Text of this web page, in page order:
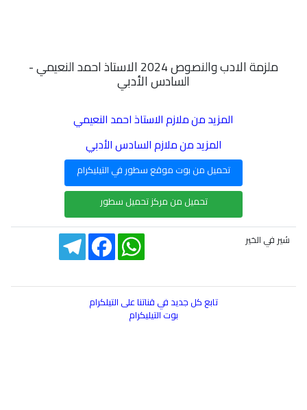
ملزمة الادب والنصوص 2024 الاستاذ احمد النعيمي -
السادس الأدبي
المزيد من ملازم الاستاذ احمد النعيمي
المزيد من ملازم السادس الأدبي
تحميل من بوت موقع سطور في التيليكرام
تحميل من مركز تحميل سطور
شير في الخير TelegramFacebookWhatsApp
تابع كل جديد في قناتنا على التيلكرام
بوت التيليكرام